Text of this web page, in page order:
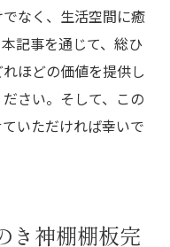
なく、生活空間に癒
記事を通じて、総ひ
ほどの価値を提供し
さい。そして、この
いただければ幸いで
き神棚棚板完